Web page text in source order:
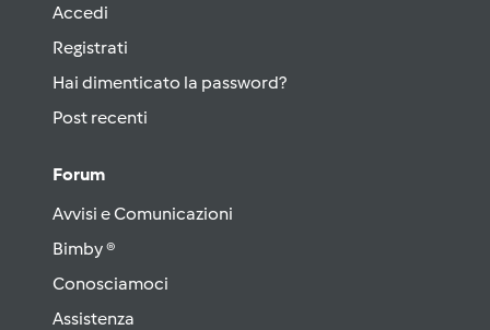
Accedi
Registrati
Hai dimenticato la password?
Post recenti
Forum
Avvisi e Comunicazioni
Bimby ®
Conosciamoci
Assistenza